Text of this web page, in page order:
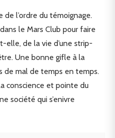
l’ordre du témoignage.
le Mars Club pour faire
elle, de la vie d’une strip-
Une bonne gifle à la
de mal de temps en temps.
conscience et pointe du
société qui s’enivre